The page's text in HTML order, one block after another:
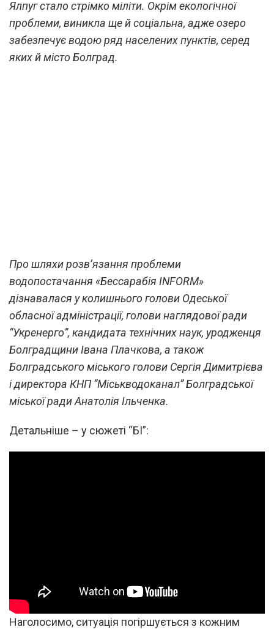
Ялпуг стало стрімко міліти. Окрім екологічної
проблеми, виникла ще й соціальна, адже озеро
забезпечує водою ряд населених пунктів, серед
яких й місто Болград.
Про шляхи розв’язання проблеми
водопостачання «Бессарабія INFORM»
дізнавалася у колишнього голови Одеської
обласної адміністрації, голови наглядової ради
“Укренерго”, кандидата технічних наук, уродженця
Болградщини Івана Плачкова, а також
Болградського міського голови Сергія Димитрієва
і директора КНП “Міськводоканал” Болградської
міської ради Анатолія Ільченка.
Детальніше – у сюжеті “БІ”:
Наголосимо, ситуація погіршується з кожним